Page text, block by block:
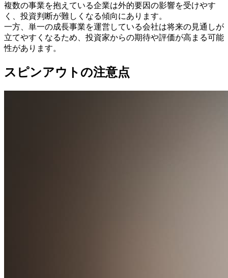
複数の事業を抱えている企業は外的要因の影響を受けやす
く、投資判断が難しくなる傾向にあります。
一方、単一の成長事業を運営している会社は将来の見通しが
立てやすくなるため、投資家からの期待や評価が高まる可能
性があります。
スピンアウトの注意点